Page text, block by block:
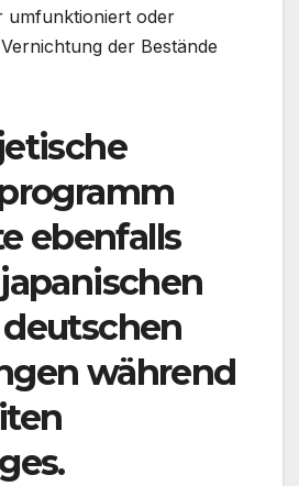
umfunktioniert oder
der Bestände
ebenfalls
während